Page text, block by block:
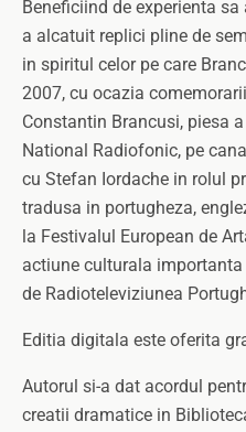
Beneficiind de experienta
a alcatuit replici pline de
in spiritul celor pe care
2007, cu ocazia
Constantin Brancusi, piesa
National Radiofonic, pe
cu Stefan Iordache in rolul
tradusa in portugheza,
la Festivalul European de
actiune culturala
de Radioteleviziunea
Editia digitala este oferita
Autorul si-a dat acordul
creatii dramatice in